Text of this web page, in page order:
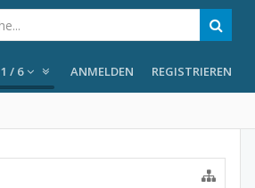
1 / 6 ANMELDEN REGISTRIEREN